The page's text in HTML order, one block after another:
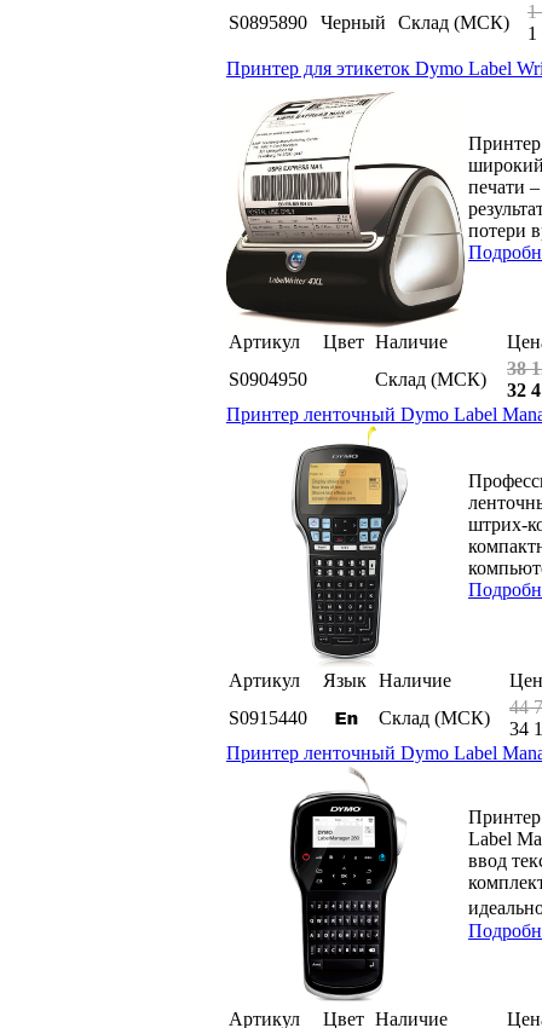
S0895890
Черный Склад (МСК)
1
1
Принтер для этикеток Dymo Label
Принтер
широкий
печати
потери
Артикул Цвет Наличие
S0904950
Склад (МСК)
38
32
Принтер ленточный Dymo Label
штрих-
Артикул Язык Наличие
S0915440
Склад (МСК)
44
34
Принтер ленточный Dymo Label
Принтер
Label
ввод
Артикул Цвет Наличие